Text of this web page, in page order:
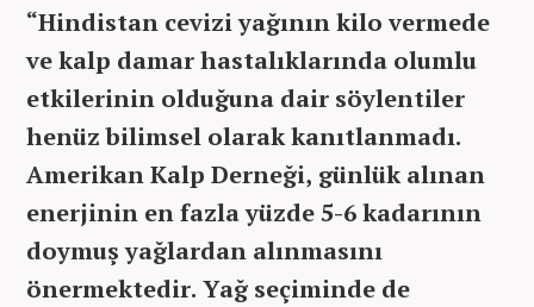
“Hindistan cevizi yağının kilo vermede
ve kalp damar hastalıklarında olumlu
etkilerinin olduğuna dair söylentiler
henüz bilimsel olarak kanıtlanmadı.
Amerikan Kalp Derneği, günlük alınan
enerjinin en fazla yüzde 5-6 kadarının
doymuş yağlardan alınmasını
önermektedir. Yağ seçiminde de